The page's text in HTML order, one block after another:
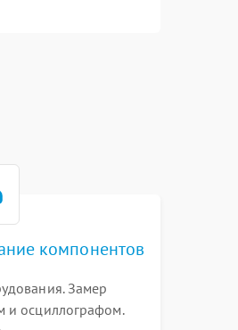
компонентов
Замер
и осциллографом.